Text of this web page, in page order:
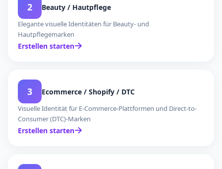
2 Beauty / Hautpflege
Elegante visuelle Identitäten für Beauty- und
Hautpflegemarken
Erstellen starten
3 Ecommerce / Shopify / DTC
Visuelle Identität für E-Commerce-Plattformen und Direct-to-
Consumer (DTC)-Marken
Erstellen starten